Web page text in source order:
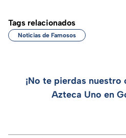
Tags relacionados
Noticias de Famosos
¡No te pierdas
Azteca Uno en